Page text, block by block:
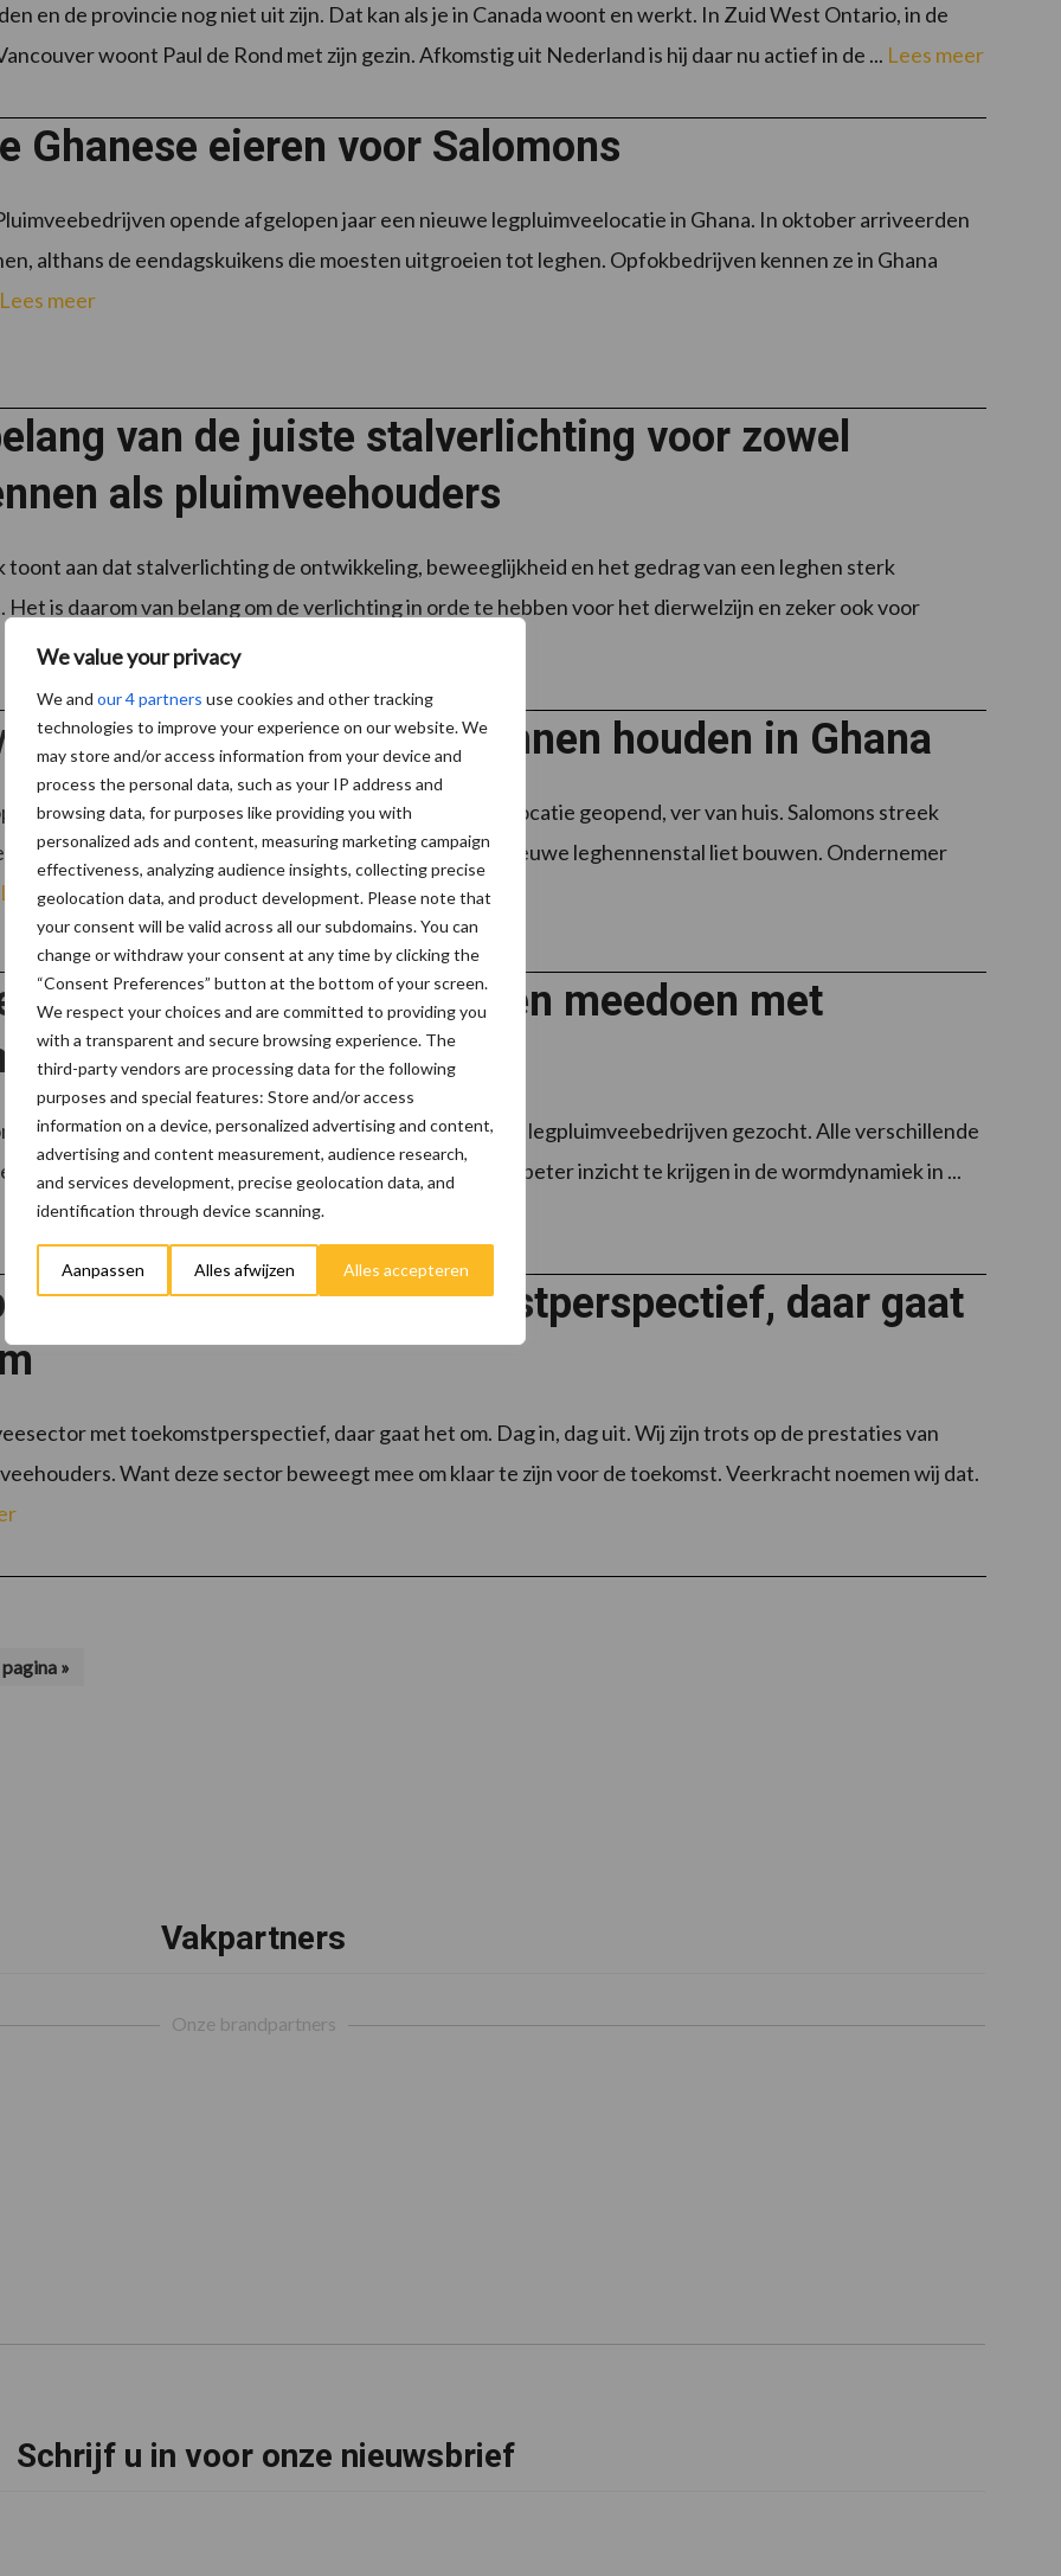
We value your privacy
We and our 4 partners use cookies and other tracking
technologies to improve your experience on our website. We
may store and/or access information from your device and
process the personal data, such as your IP address and
browsing data, for purposes like providing you with
personalized ads and content, measuring marketing campaign
effectiveness, analyzing audience insights, collecting precise
geolocation data, and product development. Please note that
your consent will be valid across all our subdomains. You can
change or withdraw your consent at any time by clicking the
“Consent Preferences” button at the bottom of your screen.
We respect your choices and are committed to providing you
with a transparent and secure browsing experience. The
third-party vendors are processing data for the following
purposes and special features: Store and/or access
information on a device, personalized advertising and content,
advertising and content measurement, audience research,
and services development, precise geolocation data, and
identification through device scanning.
Aanpassen Alles afwijzen Alles accepteren
en de provincie nog niet uit zijn. Dat kan als je in Canada woont en werkt. In Zuid West Ontario, in de
woont Paul de Rond met zijn gezin. Afkomstig uit Nederland is hij daar nu actief in de ... Lees meer
Ghanese eieren voor Salomons
opende afgelopen jaar een nieuwe legpluimveelocatie in Ghana. In oktober arriveerden
althans de eendagskuikens die moesten uitgroeien tot leghen. Opfokbedrijven kennen ze in Ghana
Lees meer
van de juiste stalverlichting voor zowel
als pluimveehouders
toont aan dat stalverlichting de ontwikkeling, beweeglijkheid en het gedrag van een leghen sterk
Het is daarom van belang om de verlichting in orde te hebben voor het dierwelzijn en zeker ook voor
Lees meer
PluimveePodcast: leghennen houden in Ghana
jaar heeft Salomons Pluimveebedrijven een nieuwe locatie geopend, ver van huis. Salomons streek
in het Afrikaanse Ghana, waar de onderneming een nieuwe leghennenstal liet bouwen. Ondernemer
Lees meer
legpluimveebedrijven willen meedoen met
naar wormbesmettingen bij leghennen worden legpluimveebedrijven gezocht. Alle verschillende
kunnen meedoen. Doel van het onderzoek is om beter inzicht te krijgen in de wormdynamiek in ...
met toekomstperspectief, daar gaat
met toekomstperspectief, daar gaat het om. Dag in, dag uit. Wij zijn trots op de prestaties van
Want deze sector beweegt mee om klaar te zijn voor de toekomst. Veerkracht noemen wij dat.
»
Vakpartners
Onze brandpartners
Schrijf u in voor onze nieuwsbrief